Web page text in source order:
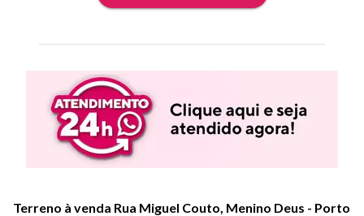
Terreno à venda Rua Miguel Couto, Menino Deus - Porto